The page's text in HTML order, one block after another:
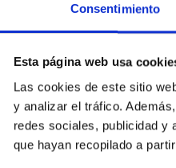
Consentimiento
Esta página web usa
Las cookies de este sitio
y analizar el tráfico.
redes sociales, publicidad y
que hayan recopilado a
CIUDADES